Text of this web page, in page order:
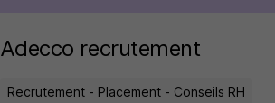
Adecco recrutement
Recrutement - Placement - Conseils RH